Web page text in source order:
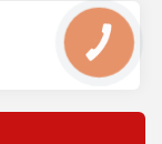
КНОПКА
СВЯЗИ